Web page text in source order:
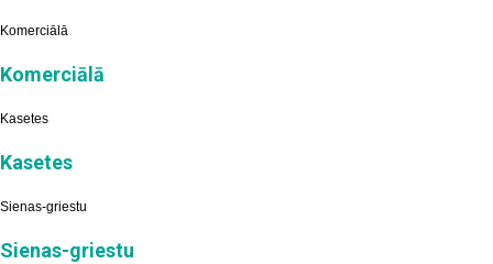
Komerciālā
Komerciālā
Kasetes
Kasetes
Sienas-griestu
Sienas-griestu